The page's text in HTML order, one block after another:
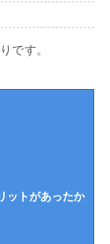
です。
ットがあったか